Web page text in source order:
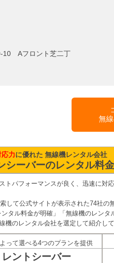
10 Aフロント芝二丁
無
応力に優れた 無線機レンタル会社
シーバーのレンタル料
トパフォーマンスが良く、迅速に対
て公式サイトが表示された74社の
タル料金が明確」「無線機のレン
のレンタル会社を選定して紹介し
って選べる4つのプランを提供
レントシーバー